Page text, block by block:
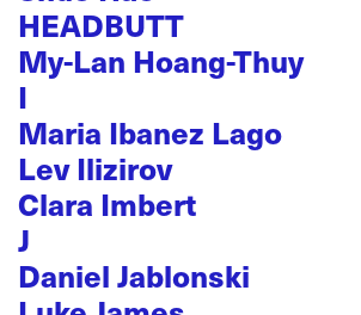
HEADBUTT
My-Lan Hoang-Thuy
I
Maria Ibanez Lago
Lev Ilizirov
Clara Imbert
J
Daniel Jablonski